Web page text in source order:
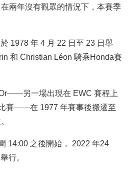
兩年沒有觀眾的情況下，本賽季
1978 年 4 月 22 日至 23 日舉
和 Christian Léon 騎乘Honda賽
另一場出現在 EWC 賽程上
賽——在 1977 年賽事後搬遷至
14:00 之後開始， 2022 年24
行。